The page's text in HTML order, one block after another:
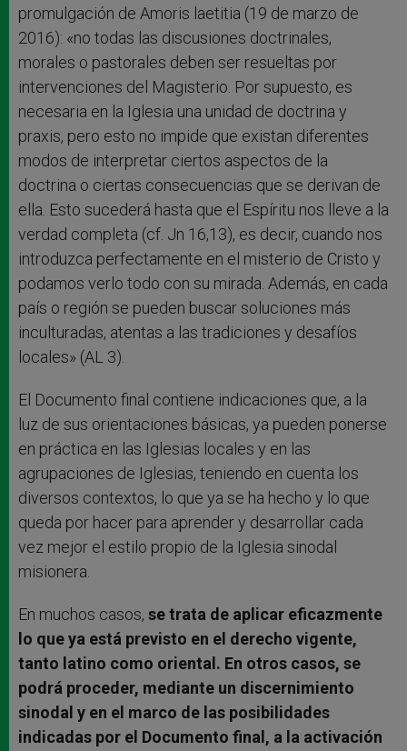
promulgación de Amoris laetitia (19 de marzo de
2016): «no todas las discusiones doctrinales,
morales o pastorales deben ser resueltas por
intervenciones del Magisterio. Por supuesto, es
necesaria en la Iglesia una unidad de doctrina y
praxis, pero esto no impide que existan diferentes
modos de interpretar ciertos aspectos de la
doctrina o ciertas consecuencias que se derivan de
ella. Esto sucederá hasta que el Espíritu nos lleve a la
verdad completa (cf. Jn 16,13), es decir, cuando nos
introduzca perfectamente en el misterio de Cristo y
podamos verlo todo con su mirada. Además, en cada
país o región se pueden buscar soluciones más
inculturadas, atentas a las tradiciones y desafíos
locales» (AL 3).
El Documento final contiene indicaciones que, a la
luz de sus orientaciones básicas, ya pueden ponerse
en práctica en las Iglesias locales y en las
agrupaciones de Iglesias, teniendo en cuenta los
diversos contextos, lo que ya se ha hecho y lo que
queda por hacer para aprender y desarrollar cada
vez mejor el estilo propio de la Iglesia sinodal
misionera.
En muchos casos, se trata de aplicar eficazmente
lo que ya está previsto en el derecho vigente,
tanto latino como oriental. En otros casos, se
podrá proceder, mediante un discernimiento
sinodal y en el marco de las posibilidades
indicadas por el Documento final, a la activación